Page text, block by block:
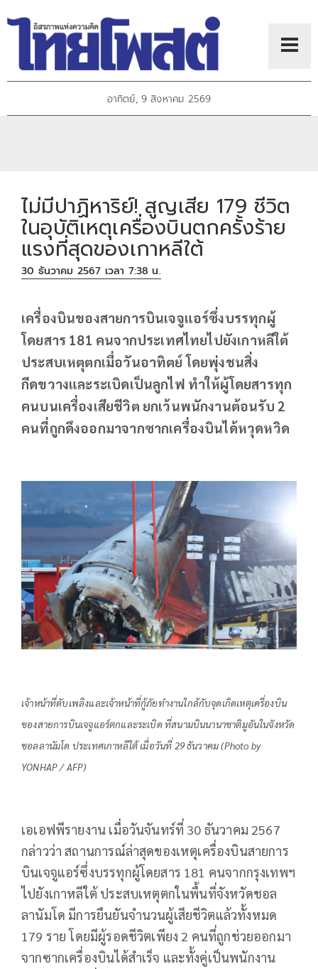
อาทิตย์, 9 สิงหาคม 2569
ไม่มีปาฏิหาริย์! สูญเสีย 179 ชีวิต
ในอุบัติเหตุเครื่องบินตกครั้งร้าย
แรงที่สุดของเกาหลีใต้
30 ธันวาคม 2567 เวลา 7:38 น.
เครื่องบินของสายการบินเจจูแอร์ซึ่งบรรทุกผู้
โดยสาร 181 คนจากประเทศไทยไปยังเกาหลีใต้
ประสบเหตุตกเมื่อวันอาทิตย์ โดยพุ่งชนสิ่ง
กีดขวางและระเบิดเป็นลูกไฟ ทำให้ผู้โดยสารทุก
คนบนเครื่องเสียชีวิต ยกเว้นพนักงานต้อนรับ 2
คนที่ถูกดึงออกมาจากซากเครื่องบินได้หวุดหวิด
เจ้าหน้าที่ดับเพลิงและเจ้าหน้าที่กู้ภัยทำงานใกล้กับจุดเกิดเหตุเครื่องบิน
ของสายการบินเจจูแอร์ตกและระเบิด ที่สนามบินนานาชาติมูอันในจังหวัด
ชอลลานัมโด ประเทศเกาหลีใต้ เมื่อวันที่ 29 ธันวาคม (Photo by
YONHAP / AFP)
เอเอฟพีรายงาน เมื่อวันจันทร์ที่ 30 ธันวาคม 2567
กล่าวว่า สถานการณ์ล่าสุดของเหตุเครื่องบินสายการ
บินเจจูแอร์ซึ่งบรรทุกผู้โดยสาร 181 คนจากกรุงเทพฯ
ไปยังเกาหลีใต้ ประสบเหตุตกในพื้นที่จังหวัดชอล
ลานัมโด มีการยืนยันจำนวนผู้เสียชีวิตแล้วทั้งหมด
179 ราย โดยมีผู้รอดชีวิตเพียง 2 คนที่ถูกช่วยออกมา
จากซากเครื่องบินได้สำเร็จ และทั้งคู่เป็นพนักงาน